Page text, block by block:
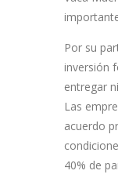
Por su
inversión
entregar
Las
acuerdo
40% de